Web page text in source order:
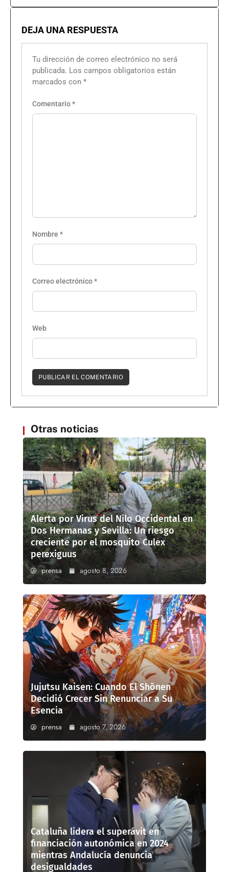
DEJA UNA RESPUESTA
Tu dirección de correo electrónico no será
publicada. Los campos obligatorios están
marcados con *
Comentario*
Nombre *
Correo electrónico*
Web
Otras noticias
Alerta por Virus del Nilo Occidental en
Dos Hermanas y Sevilla: Un riesgo
creciente por el mosquito Culex
perexiguus
prensa agosto 8, 2026
Jujutsu Kaisen: Cuando El Shōnen
Decidió Crecer Sin Renunciar a Su
Esencia
prensa agosto 7, 2026
Cataluña lidera el superávit en
financiación autonómica en 2024
mientras Andalucía denuncia
desigualdades